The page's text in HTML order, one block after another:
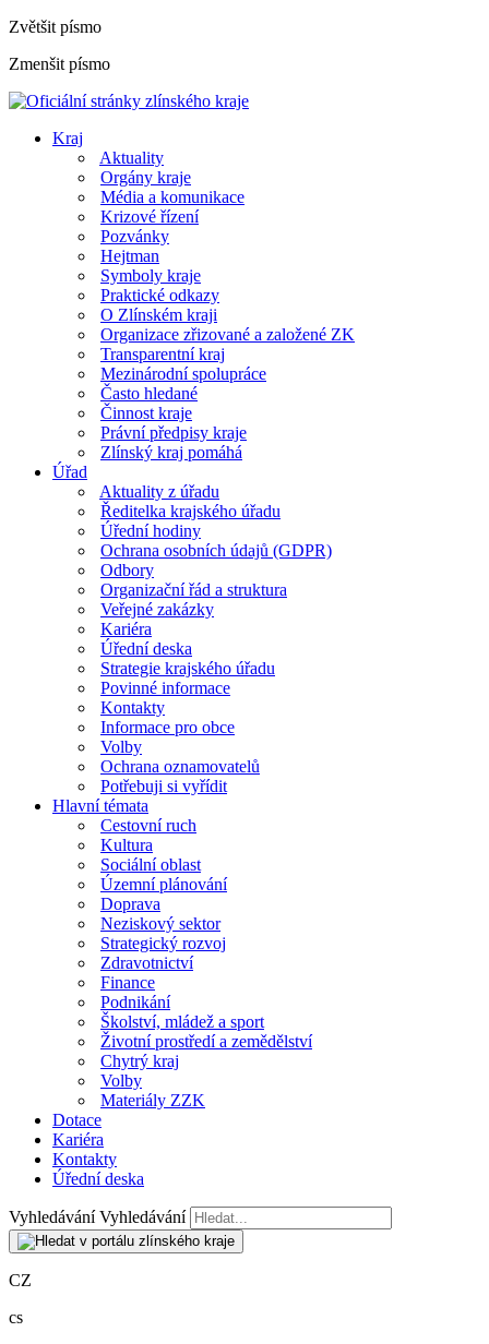
Zvětšit písmo
Zmenšit písmo
Kraj
Aktuality
Orgány kraje
Média a komunikace
Krizové řízení
Pozvánky
Hejtman
Symboly kraje
Praktické odkazy
O Zlínském kraji
Organizace zřizované a založené ZK
Transparentní kraj
Mezinárodní spolupráce
Často hledané
Činnost kraje
Právní předpisy kraje
Zlínský kraj pomáhá
Úřad
Aktuality z úřadu
Ředitelka krajského úřadu
Úřední hodiny
Ochrana osobních údajů (GDPR)
Odbory
Organizační řád a struktura
Veřejné zakázky
Kariéra
Úřední deska
Strategie krajského úřadu
Povinné informace
Kontakty
Informace pro obce
Volby
Ochrana oznamovatelů
Potřebuji si vyřídit
Hlavní témata
Cestovní ruch
Kultura
Sociální oblast
Územní plánování
Doprava
Neziskový sektor
Strategický rozvoj
Zdravotnictví
Finance
Podnikání
Školství, mládež a sport
Životní prostředí a zemědělství
Chytrý kraj
Volby
Materiály ZZK
Dotace
Kariéra
Kontakty
Úřední deska
Vyhledávání Vyhledávání
CZ
cs